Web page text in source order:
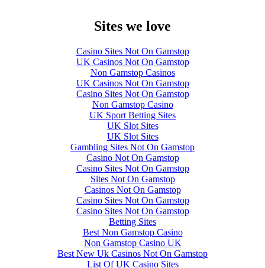
Sites we love
Casino Sites Not On Gamstop
UK Casinos Not On Gamstop
Non Gamstop Casinos
UK Casinos Not On Gamstop
Casino Sites Not On Gamstop
Non Gamstop Casino
UK Sport Betting Sites
UK Slot Sites
UK Slot Sites
Gambling Sites Not On Gamstop
Casino Not On Gamstop
Casino Sites Not On Gamstop
Sites Not On Gamstop
Casinos Not On Gamstop
Casino Sites Not On Gamstop
Casino Sites Not On Gamstop
Betting Sites
Best Non Gamstop Casino
Non Gamstop Casino UK
Best New Uk Casinos Not On Gamstop
List Of UK Casino Sites